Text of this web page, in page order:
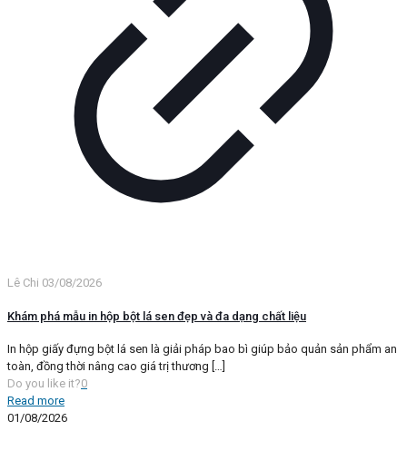
Lê Chi 03/08/2026
Khám phá mẫu in hộp bột lá sen đẹp và đa dạng chất liệu
In hộp giấy đựng bột lá sen là giải pháp bao bì giúp bảo quản sản phẩm an
toàn, đồng thời nâng cao giá trị thương
Do you like it?0
Read more
01/08/2026